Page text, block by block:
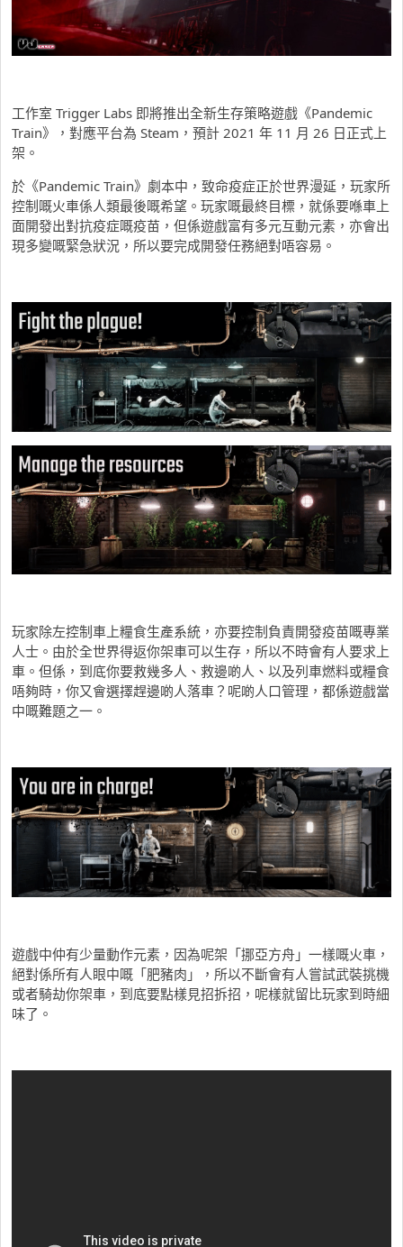
工作室 Trigger Labs 即將推出全新生存策略遊戲《Pandemic
Train》，對應平台為 Steam，預計 2021 年 11 月 26 日正式上
架。
於《Pandemic Train》劇本中，致命疫症正於世界漫延，玩家所
控制嘅火車係人類最後嘅希望。玩家嘅最終目標，就係要喺車上
面開發出對抗疫症嘅疫苗，但係遊戲富有多元互動元素，亦會出
現多變嘅緊急狀況，所以要完成開發任務絕對唔容易。
玩家除左控制車上糧食生產系統，亦要控制負責開發疫苗嘅專業
人士。由於全世界得返你架車可以生存，所以不時會有人要求上
車。但係，到底你要救幾多人、救邊啲人、以及列車燃料或糧食
唔夠時，你又會選擇趕邊啲人落車？呢啲人口管理，都係遊戲當
中嘅難題之一。
遊戲中仲有少量動作元素，因為呢架「挪亞方舟」一樣嘅火車，
絕對係所有人眼中嘅「肥豬肉」，所以不斷會有人嘗試武裝挑機
或者騎劫你架車，到底要點樣見招拆招，呢樣就留比玩家到時細
味了。